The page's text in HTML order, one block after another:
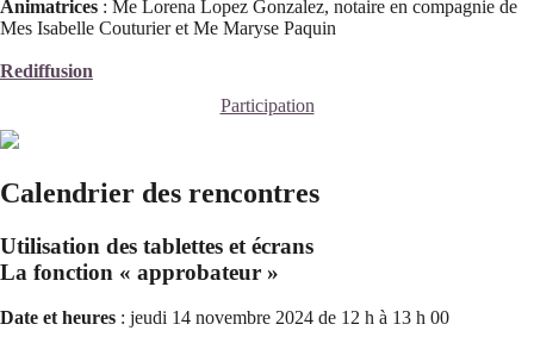
Animatrices : Me Lorena Lopez Gonzalez, notaire en compagnie de
Mes Isabelle Couturier et Me Maryse Paquin
Rediffusion
Participation
Calendrier des rencontres
Utilisation des tablettes et écrans
La fonction « approbateur »
Date et heures : jeudi 14 novembre 2024 de 12 h à 13 h 00